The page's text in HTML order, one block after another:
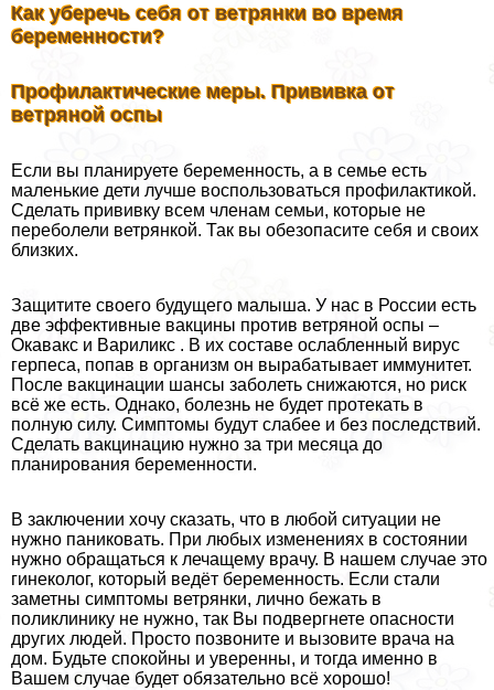
Как уберечь себя от ветрянки во время
беременности?
Профилактические меры. Прививка от
ветряной оспы
Если вы планируете беременность, а в семье есть
маленькие дети лучше воспользоваться профилактикой.
Сделать прививку всем члeнам семьи, которые не
переболели ветрянкой. Так вы обезопасите себя и своих
близких.
Защитите своего будущего малыша. У нас в России есть
две эффективные вакцины против ветряной оспы –
Окавакс и Вариликс . В их составе ослабленный вирус
гepпeса, попав в организм он выpaбатывает иммунитет.
После вакцинации шансы заболеть снижаются, но риск
всё же есть. Однако, болезнь не будет протекать в
полную силу. Симптомы будут слабее и без последствий.
Сделать вакцинацию нужно за три месяца до
планирования беременности.
В заключении хочу сказать, что в любой ситуации не
нужно паниковать. При любых изменениях в состоянии
нужно обращаться к лечащему врачу. В нашем случае это
гинеколог, который ведёт беременность. Если стали
заметны симптомы ветрянки, лично бежать в
поликлинику не нужно, так Вы подвергнете опасности
других людей. Просто позвоните и вызовите врача на
дом. Будьте спокойны и уверенны, и тогда именно в
Вашем случае будет обязательно всё хорошо!